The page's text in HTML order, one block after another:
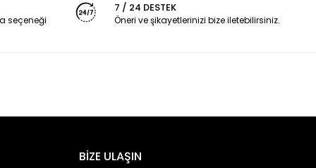
seçeneği
7 / 24 DESTEK
Öneri ve şikayetlerinizi bize iletebilirsiniz.
BİZE ULAŞIN